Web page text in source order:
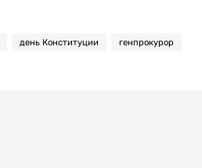
день Конституции генпрокурор